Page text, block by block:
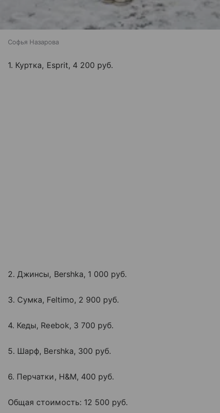
Софья Назарова
1. Куртка, Esprit, 4 200 руб.
2. Джинсы, Bershka, 1 000 руб.
3. Сумка, Feltimo, 2 900 руб.
4. Кеды, Reebok, 3 700 руб.
5. Шарф, Bershka, 300 руб.
6. Перчатки, H&M, 400 руб.
Общая стоимость: 12 500 руб.